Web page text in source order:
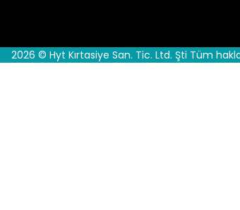
2026 © Hyt Kırtasiye San. Tic. Ltd. Şti Tüm